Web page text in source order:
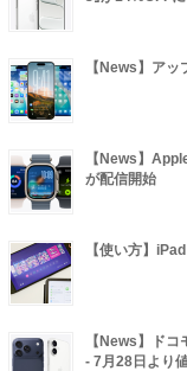
【News】ア
【News】
が配信開始
【使い方】
【News】ド
- 7月28日より